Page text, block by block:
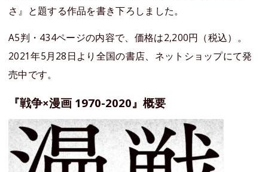
さ』と題する作品を書き下ろしました。
A5判・434ページの内容で、価格は2,200円（税込）。
2021年5月28日より全国の書店、ネットショップにて発
売中です。
『戦争×漫画 1970-2020』概要